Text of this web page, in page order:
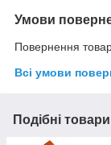
Умови
Повернення
Всі умови
Подібні